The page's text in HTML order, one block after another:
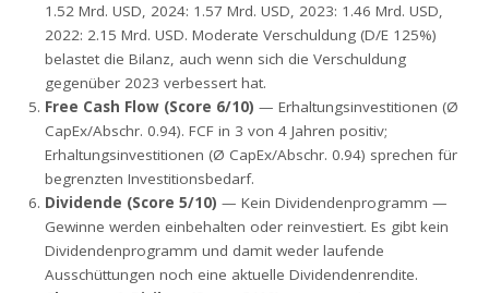
1.52 Mrd. USD, 2024: 1.57 Mrd. USD, 2023: 1.46 Mrd. USD,
2022: 2.15 Mrd. USD. Moderate Verschuldung (D/E 125%)
belastet die Bilanz, auch wenn sich die Verschuldung
gegenüber 2023 verbessert hat.
Free Cash Flow (Score 6/10) — Erhaltungsinvestitionen (Ø
CapEx/Abschr. 0.94). FCF in 3 von 4 Jahren positiv;
Erhaltungsinvestitionen (Ø CapEx/Abschr. 0.94) sprechen für
begrenzten Investitionsbedarf.
Dividende (Score 5/10) — Kein Dividendenprogramm —
Gewinne werden einbehalten oder reinvestiert. Es gibt kein
Dividendenprogramm und damit weder laufende
Ausschüttungen noch eine aktuelle Dividendenrendite.